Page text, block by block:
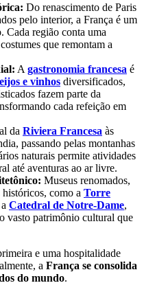
Do renascimento de Paris
pelo interior, a França é um
Cada região conta uma
que remontam a
A gastronomia francesa é
e vinhos diversificados,
fazem parte da
cada refeição em
da Riviera Francesa às
passando pelas montanhas
naturais permite atividades
até aventuras ao ar livre.
Museus renomados,
históricos, como a Torre
Catedral de Notre-Dame,
vasto patrimônio cultural que
e uma hospitalidade
a França se consolida
do mundo.